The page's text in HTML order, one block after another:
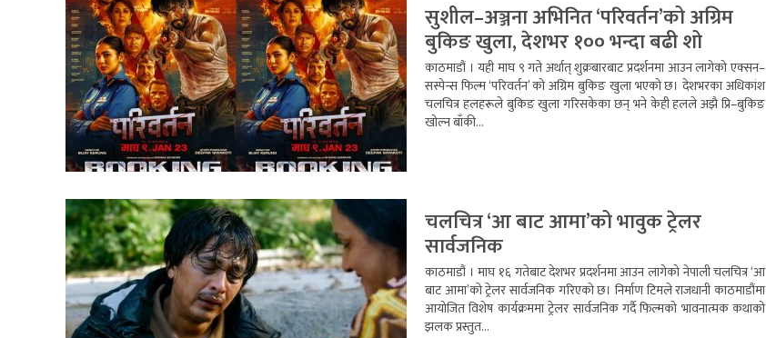
सुशील–अञ्जना अभिनित ‘परिवर्तन’को अग्रिम
बुकिङ खुला, देशभर १०० भन्दा बढी शो
काठमाडौं । यही माघ ९ गते अर्थात् शुक्रबारबाट प्रदर्शनमा आउन लागेको एक्सन–
सस्पेन्स फिल्म ‘परिवर्तन’ को अग्रिम बुकिङ खुला भएको छ। देशभरका अधिकांश
चलचित्र हलहरूले बुकिङ खुला गरिसकेका छन् भने केही हलले अझै प्रि–बुकिङ
खोल्न बाँकी...
चलचित्र ‘आ बाट आमा’को भावुक ट्रेलर
सार्वजनिक
काठमाडौं । माघ १६ गतेबाट देशभर प्रदर्शनमा आउन लागेको नेपाली चलचित्र ‘आ
बाट आमा’को ट्रेलर सार्वजनिक गरिएको छ। निर्माण टिमले राजधानी काठमाडौंमा
आयोजित विशेष कार्यक्रममा ट्रेलर सार्वजनिक गर्दै फिल्मको भावनात्मक कथाको
झलक प्रस्तुत...